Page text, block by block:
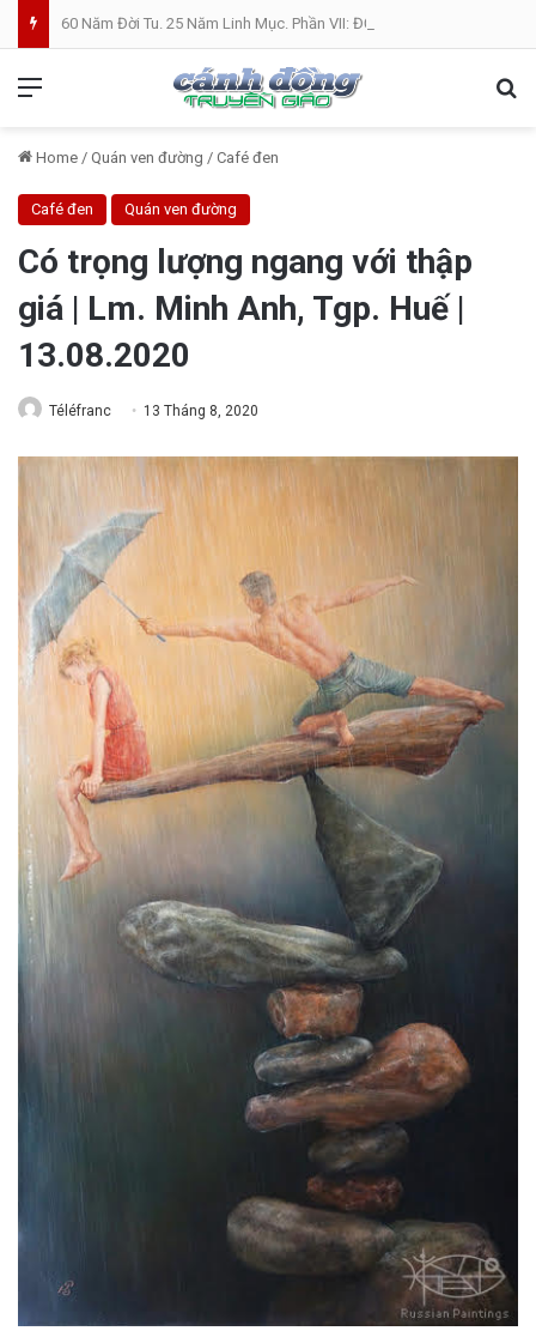
Home / Quán ven đường / Café đen
Café đen Quán ven đường
Có trọng lượng ngang với thập
giá | Lm. Minh Anh, Tgp. Huế |
13.08.2020
Téléfranc 13 Tháng 8, 2020